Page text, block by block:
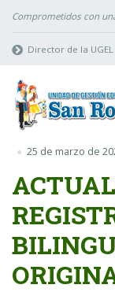
Comprometidos con
Director de la UGEL
25 de marzo de